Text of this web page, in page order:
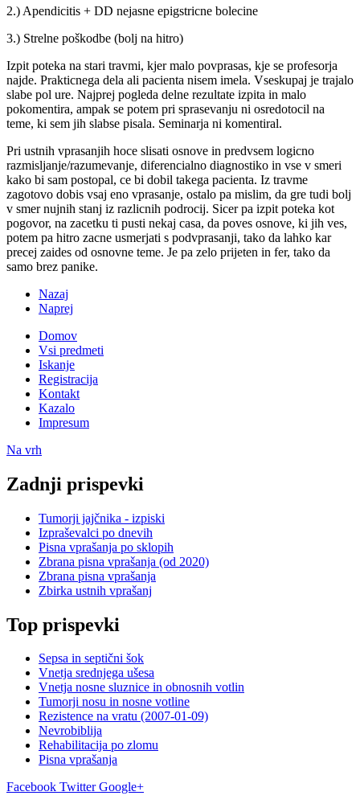
2.) Apendicitis + DD nejasne epigstricne bolecine
3.) Strelne poškodbe (bolj na hitro)
Izpit poteka na stari travmi, kjer malo povprasas, kje se profesorja
najde. Prakticnega dela ali pacienta nisem imela. Vseskupaj je trajalo
slabe pol ure. Najprej pogleda delne rezultate izpita in malo
pokomentira, ampak se potem pri sprasevanju ni osredotocil na
teme, ki sem jih slabse pisala. Seminarja ni komentiral.
Pri ustnih vprasanjih hoce slisati osnove in predvsem logicno
razmisljanje/razumevanje, diferencialno diagnostiko in vse v smeri
kako bi sam postopal, ce bi dobil takega pacienta. Iz travme
zagotovo dobis vsaj eno vprasanje, ostalo pa mislim, da gre tudi bolj
v smer nujnih stanj iz razlicnih podrocij. Sicer pa izpit poteka kot
pogovor, na zacetku ti pusti nekaj casa, da poves osnove, ki jih ves,
potem pa hitro zacne usmerjati s podvprasanji, tako da lahko kar
precej zaides od osnovne teme. Je pa zelo prijeten in fer, tako da
samo brez panike.
Nazaj
Naprej
Domov
Vsi predmeti
Iskanje
Registracija
Kontakt
Kazalo
Impresum
Na vrh
Zadnji prispevki
Tumorji jajčnika - izpiski
Izpraševalci po dnevih
Pisna vprašanja po sklopih
Zbrana pisna vprašanja (od 2020)
Zbrana pisna vprašanja
Zbirka ustnih vprašanj
Top prispevki
Sepsa in septični šok
Vnetja srednjega ušesa
Vnetja nosne sluznice in obnosnih votlin
Tumorji nosu in nosne votline
Rezistence na vratu (2007-01-09)
Nevrobiblija
Rehabilitacija po zlomu
Pisna vprašanja
Facebook Twitter Google+